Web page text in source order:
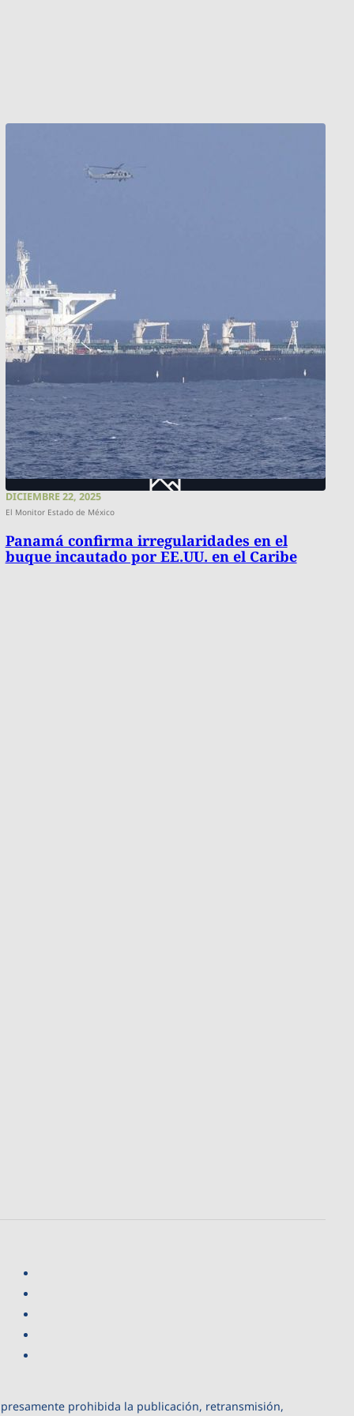
DICIEMBRE 22, 2025
El Monitor Estado de México
Panamá confirma irregularidades en el
buque incautado por EE.UU. en el Caribe
prohibida la publicación, retransmisión,